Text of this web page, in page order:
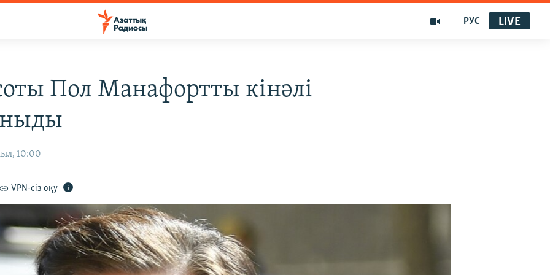
РУС LIVE
Пол Манафортты кінәлі
10:00
VPN-сіз оқу